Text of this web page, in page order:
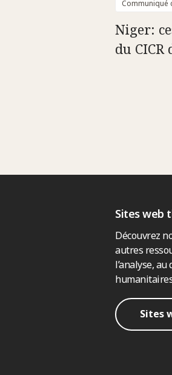
Communiqué
Niger:
du CICR
Sites web
Découvrez
autres
l’analyse,
Sites